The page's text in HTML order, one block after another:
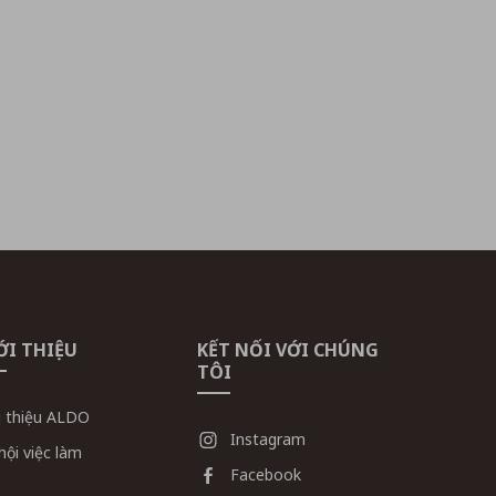
THIỆU
thiệu ALDO
việc làm
KẾT NỐI VỚI CHÚNG
TÔI
Instagram
Facebook